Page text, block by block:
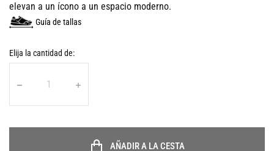
elevan a un ícono a un espacio moderno.
Guía de tallas
Elija la cantidad de:
AÑADIR A LA CESTA